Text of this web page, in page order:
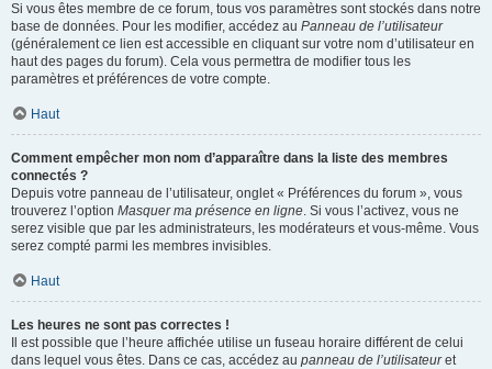
Si vous êtes membre de ce forum, tous vos paramètres sont stockés dans notre
base de données. Pour les modifier, accédez au Panneau de l’utilisateur
(généralement ce lien est accessible en cliquant sur votre nom d’utilisateur en
haut des pages du forum). Cela vous permettra de modifier tous les
paramètres et préférences de votre compte.
Haut
Comment empêcher mon nom d’apparaître dans la liste des membres
connectés ?
Depuis votre panneau de l’utilisateur, onglet « Préférences du forum », vous
trouverez l’option Masquer ma présence en ligne. Si vous l’activez, vous ne
serez visible que par les administrateurs, les modérateurs et vous-même. Vous
serez compté parmi les membres invisibles.
Haut
Les heures ne sont pas correctes !
Il est possible que l’heure affichée utilise un fuseau horaire différent de celui
dans lequel vous êtes. Dans ce cas, accédez au panneau de l’utilisateuret